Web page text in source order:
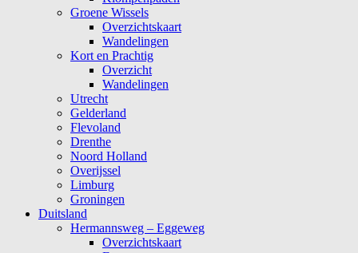
Groene Wissels
Overzichtskaart
Wandelingen
Kort en Prachtig
Overzicht
Wandelingen
Utrecht
Gelderland
Flevoland
Drenthe
Noord Holland
Overijssel
Limburg
Groningen
Duitsland
Hermannsweg – Eggeweg
Overzichtskaart